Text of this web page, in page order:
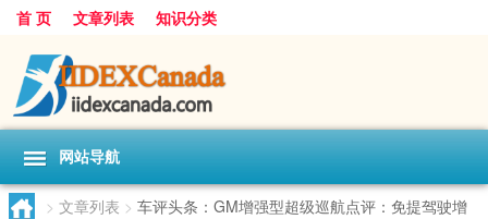
首 页 文章列表 知识分类
网站导航
> 文章列表 > 车评头条：GM增强型超级巡航点评：免提驾驶增